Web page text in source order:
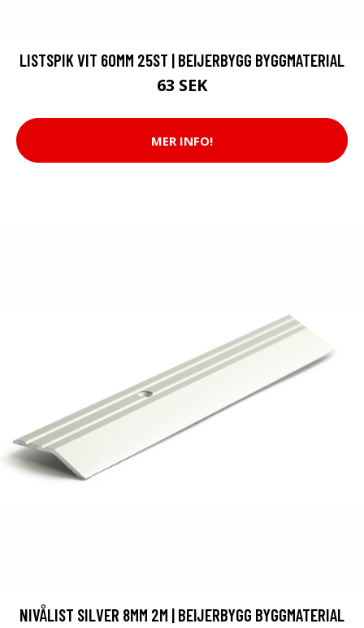
LISTSPIK VIT 60MM 25ST | BEIJERBYGG BYGGMATERIAL
63 SEK
MER INFO!
NIVÅLIST SILVER 8MM 2M | BEIJERBYGG BYGGMATERIAL